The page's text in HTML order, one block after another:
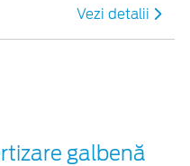
Vezi detalii
galbenă